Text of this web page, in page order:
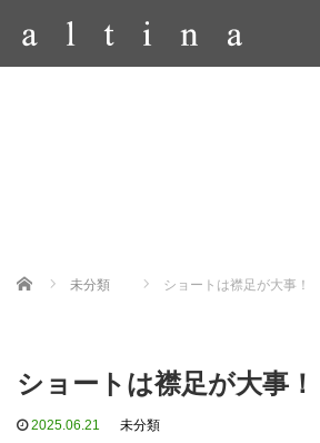
Home 未分類 ショートは襟足が大事！
ショートは襟足が大事！
2025.06.21 未分類